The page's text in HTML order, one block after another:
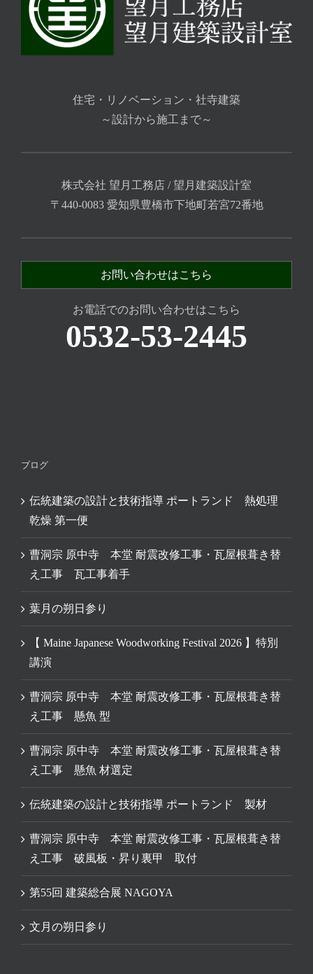
住宅・リノベーション・社寺建築
～設計から施工まで～
株式会社 望月工務店 / 望月建築設計室
〒440-0083 愛知県豊橋市下地町若宮72番地
お問い合わせはこちら
お電話でのお問い合わせはこちら
0532-53-2445
ブログ
伝統建築の設計と技術指導 ポートランド 熱処理
乾燥 第一便
曹洞宗 原中寺 本堂 耐震改修工事・瓦屋根葺き替
え工事 瓦工事着手
葉月の朔日参り
【 Maine Japanese Woodworking Festival 2026 】特別
講演
曹洞宗 原中寺 本堂 耐震改修工事・瓦屋根葺き替
え工事 懸魚 型
曹洞宗 原中寺 本堂 耐震改修工事・瓦屋根葺き替
え工事 懸魚 材選定
伝統建築の設計と技術指導 ポートランド 製材
曹洞宗 原中寺 本堂 耐震改修工事・瓦屋根葺き替
え工事 破風板・昇り裏甲 取付
第55回 建築総合展 NAGOYA
文月の朔日参り